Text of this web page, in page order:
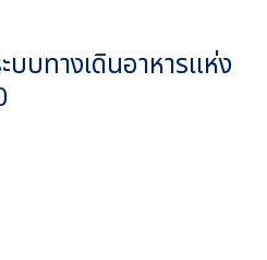
บทางเดินอาหารแห่ง